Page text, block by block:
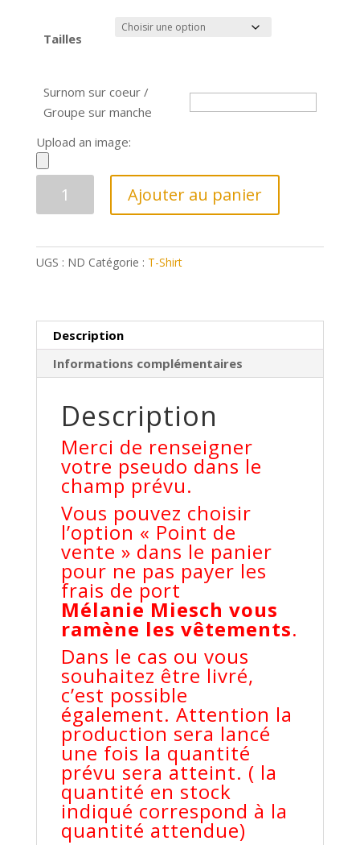
prix :
Tailles
Surnom sur coeur /
Groupe sur manche
Upload an image:
Shirt
ADC
+
manche
Ajouter au panier
UGS : ND Catégorie : T-Shirt
Description
Informations complémentaires
Description
Merci de renseigner
votre pseudo dans le
champ prévu.
Vous pouvez choisir
l’option « Point de
vente » dans le panier
pour ne pas payer les
frais de port
Mélanie Miesch vous
ramène les vêtements.
Dans le cas ou vous
souhaitez être livré,
c’est possible
également. Attention la
production sera lancé
une fois la quantité
prévu sera atteint. ( la
quantité en stock
indiqué correspond à la
quantité attendue)